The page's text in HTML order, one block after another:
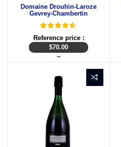
Domaine Drouhin-Laroze
Gevrey-Chambertin
Reference price :
$70.00
~